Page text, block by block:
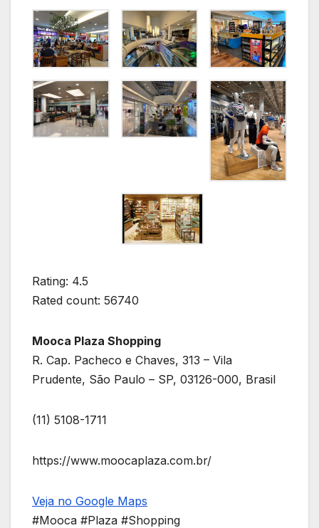
Rating: 4.5
Rated count: 56740
Mooca Plaza Shopping
R. Cap. Pacheco e Chaves, 313 – Vila
Prudente, São Paulo – SP, 03126-000, Brasil
(11) 5108-1711
https://www.moocaplaza.com.br/
Veja no Google Maps
#Mooca #Plaza #Shopping